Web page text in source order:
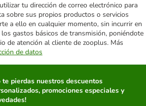
tu dirección de correo electrónico para
sobre sus propios productos o servicios
a ello en cualquier momento, sin incurrir en
gastos básicos de transmisión, poniéndote
de atención al cliente de zooplus. Más
de datos
te pierdas nuestros descuentos
promociones especiales y